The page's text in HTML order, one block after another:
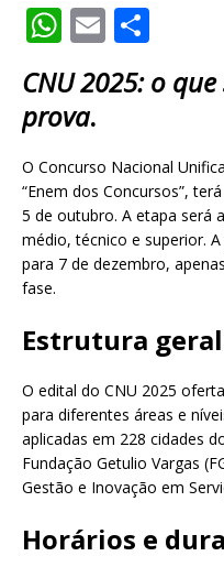
W
h
at
s
A
p
p
E
m
ai ar
CNU 2025: o
prova.
O Concurso Nacional
“Enem dos Concursos”,
5 de outubro. A etapa será
médio, técnico e superior.
para 7 de dezembro,
fase.
Estrutura
O edital do CNU 2025
para diferentes áreas e
aplicadas em 228 cidades
Fundação Getulio Vargas
Gestão e Inovação em
Horários e